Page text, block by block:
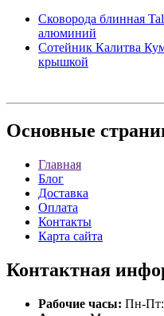
Сковорода блинная
алюминий
Сотейник Калитва
крышкой
Основные
Главная
Блог
Доставка
Оплата
Контакты
Карта сайта
Контактная
Рабочие часы: Пн-Пт: